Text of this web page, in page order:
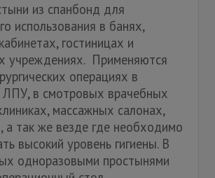
из спанбонд для
использования в банях,
гостиницах и
учреждениях. Применяются
операциях в
ЛПУ, в смотровых врачебных
массажных салонах,
а так же везде где необходимо
высокий уровень гигиены. В
одноразовыми простынями